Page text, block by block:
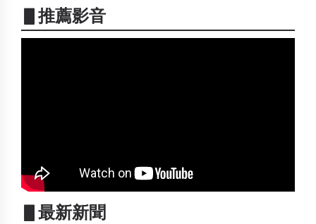
▋推薦影音
▋最新新聞